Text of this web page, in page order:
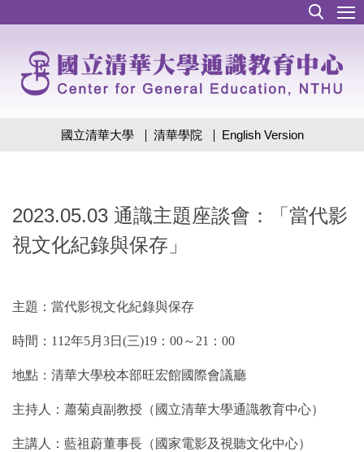
國立清華大學 清華學院 English Version
2023.05.03 通識主題座談會：「當代影
視文化紀錄與保存」
主題：當代影視文化紀錄與保存
時間：112年5月3日(三)19：00～21：00
地點：清華大學校本部旺宏館國際會議廳
主持人：蕭菊貞副教授（國立清華大學通識教育中心）
主講人：藍祖蔚董事長（國家電影及視聽文化中心）